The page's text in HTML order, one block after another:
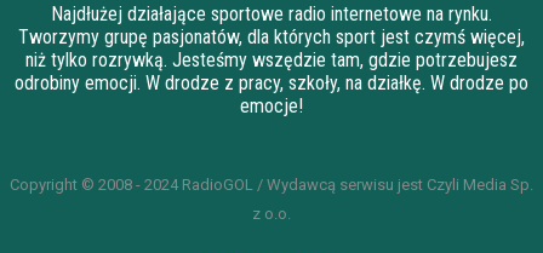
Najdłużej działające sportowe radio internetowe na rynku.
Tworzymy grupę pasjonatów, dla których sport jest czymś więcej,
niż tylko rozrywką. Jesteśmy wszędzie tam, gdzie potrzebujesz
odrobiny emocji. W drodze z pracy, szkoły, na działkę. W drodze po
emocje!
Copyright © 2008 - 2024 RadioGOL / Wydawcą serwisu jest Czyli Media Sp.
z o.o.